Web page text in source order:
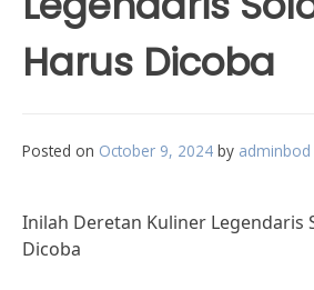
Harus Dicoba
Posted on October 9, 2024 by adminbod
Inilah Deretan Kuliner Legendaris
Dicoba